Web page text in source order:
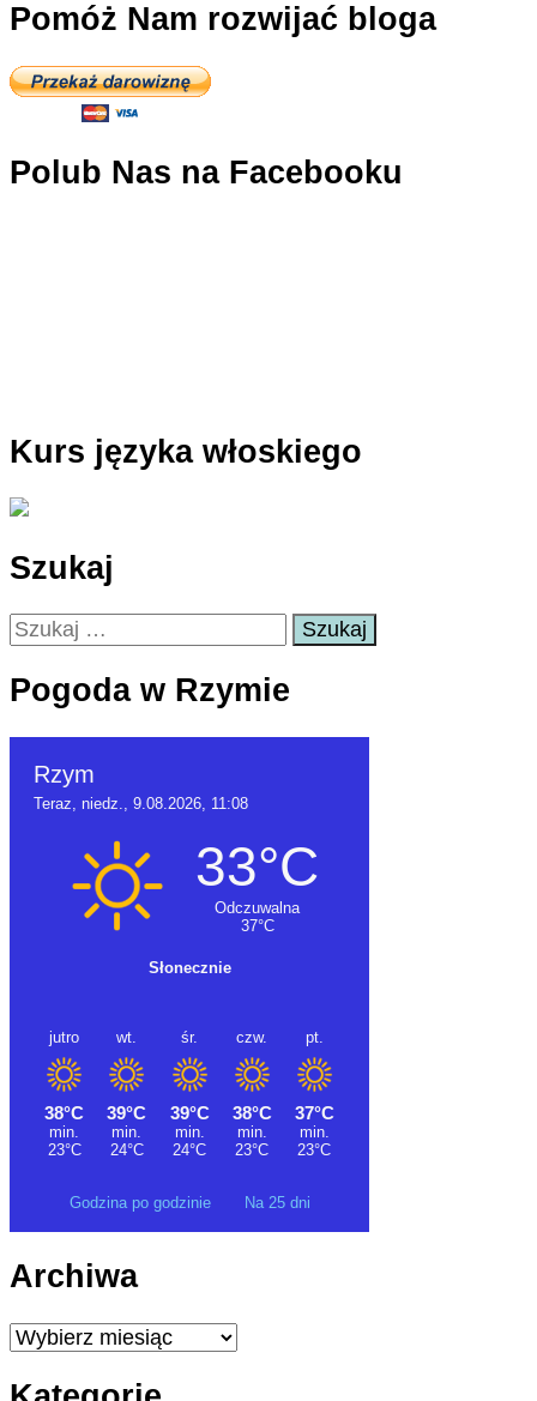
Pomóż Nam rozwijać bloga
Polub Nas na Facebooku
Kurs języka włoskiego
Szukaj
Szukaj:
Pogoda w Rzymie
Godzina po godzinie Na 25 dni
Archiwa
Archiwa